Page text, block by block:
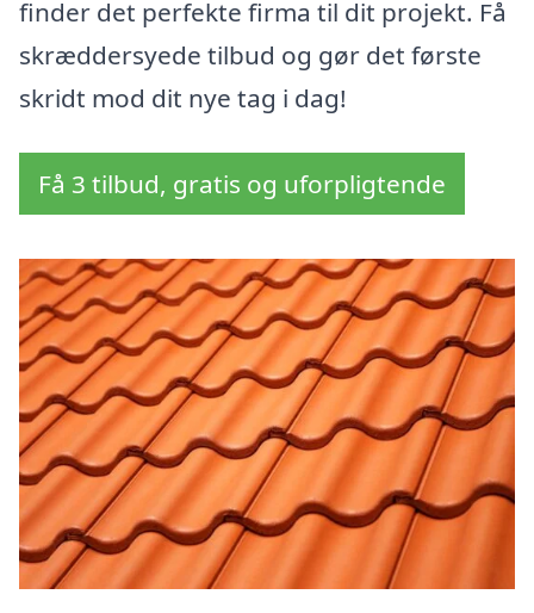
finder det perfekte firma til dit projekt. Få
skræddersyede tilbud og gør det første
skridt mod dit nye tag i dag!
Få 3 tilbud, gratis og uforpligtende